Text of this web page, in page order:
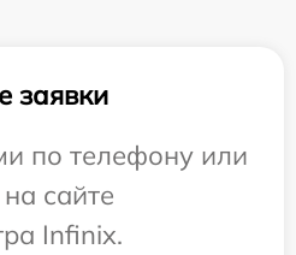
заявки
по телефону или
сайте
Infinix.